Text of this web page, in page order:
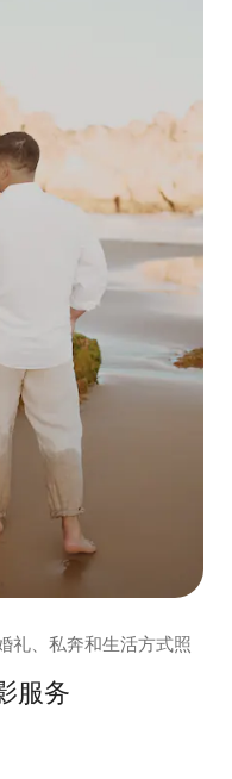
礼、私奔和生活方式照
服务